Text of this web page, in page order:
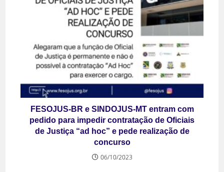
FESOJUS-BR e SINDOJUS-MT entram com
pedido para impedir contratação de Oficiais
de Justiça “ad hoc” e pede realização de
concurso
06/10/2023